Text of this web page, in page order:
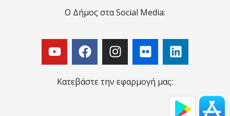
Ο Δήμος στα Social Media:
Κατεβάστε την εφαρμογή μας: